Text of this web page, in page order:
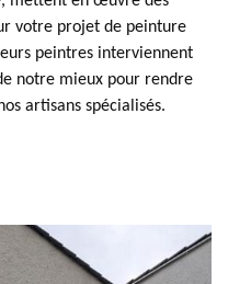
votre projet de peinture
peintres interviennent
notre mieux pour rendre
artisans spécialisés.